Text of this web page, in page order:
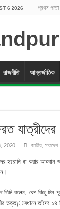
6 2026 প্রথম পাতা
রাজনীতি আন্তর্জাতিক
2020 জাতীয় সারাদেশ
হয়রানি না করার
তিনি বলেন, বেশ কিছু
তত্ত¡াবধানে তাঁদের ১৪